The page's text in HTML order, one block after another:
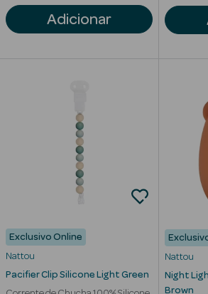
Cor
Necessidades
da Pele
Acne
Celulite
Cicatrizes
Adicionar
Exclusivo Online
Nattou
Pacifier Clip Silicone Light Green
Nattou
Night
Brown